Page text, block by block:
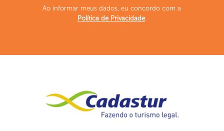
Ao informar meus dados, eu concordo com a
Política de Privacidade.